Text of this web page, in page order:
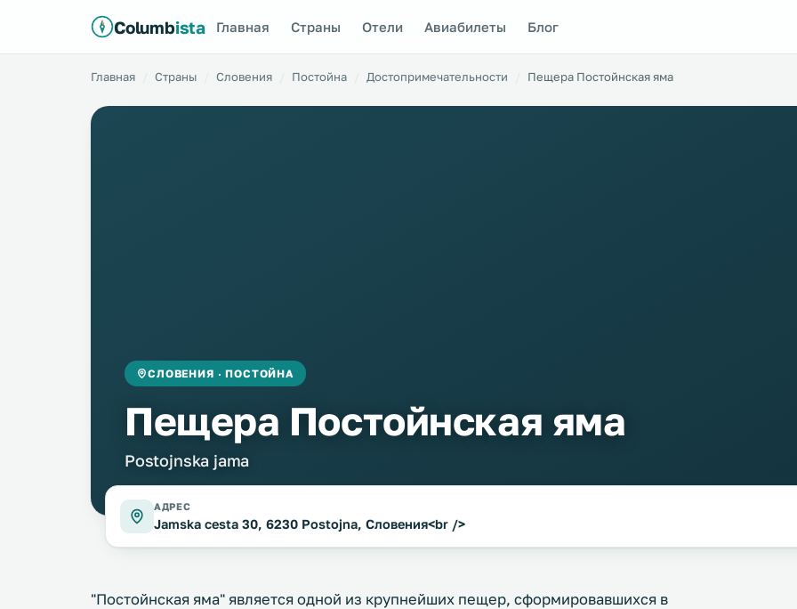
Columbista Главная Страны Отели Авиабилеты Блог
Главная Страны Словения Постойна Достопримечательности Пещера Постойнская яма
СЛОВЕНИЯ · ПОСТОЙНА
Пещера Постойнская яма
Postojnska jama
АДРЕС
Jamska cesta 30, 6230 Postojna, Словения<br />
"Постойнская яма" является одной из крупнейших пещер, сформировавшихся в